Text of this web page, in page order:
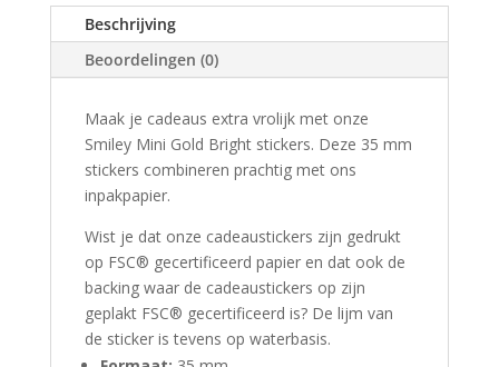
(10
st)
aantal
Beschrijving
Beoordelingen (0)
Maak je cadeaus extra vrolijk met onze
Smiley Mini Gold Bright stickers. Deze 35 mm
stickers combineren prachtig met ons
inpakpapier.
Wist je dat onze cadeaustickers zijn gedrukt
op FSC® gecertificeerd papier en dat ook de
backing waar de cadeaustickers op zijn
geplakt FSC® gecertificeerd is? De lijm van
de sticker is tevens op waterbasis.